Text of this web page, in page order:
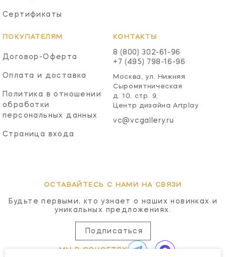
Сертификаты
ПОКУПАТЕЛЯМ
Договор-Оферта
Оплата и доставка
Политика в отношении
обработки
персональных данных
Страница входа
КОНТАКТЫ
8 (800) 302-61-96
+7 (495) 798-16-96
Москва, ул. Нижняя
Сыромятническая
д. 10, стр. 9,
Центр дизайна Artplay
vc@vcgallery.ru
ОСТАВАЙТЕСЬ С НАМИ НА СВЯЗИ
Будьте первыми, кто узнает о наших новинках и
уникальных предложениях.
Подписаться
МЫ В СОЦСЕТЯХ